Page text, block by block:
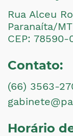
Rua Alceu
Paranaíta/MT
CEP: 78590-
Contato:
(66) 3563-
Horário